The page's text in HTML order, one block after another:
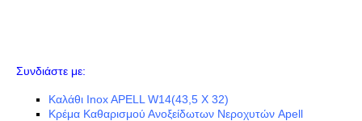
Συνδιάστε με:
Καλάθι Inox APELL W14(43,5 X 32)
Κρέμα Καθαρισμού Ανοξείδωτων Νεροχυτών Apell